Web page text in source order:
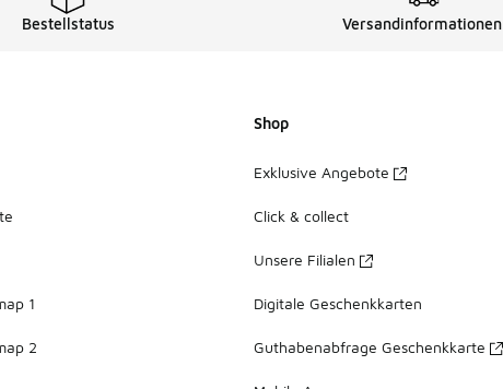
Bestellstatus Versandinformationen
1
2
Shop
Exklusive Angebote
Click & collect
Unsere Filialen
Digitale Geschenkkarten
Guthabenabfrage Geschenkkarte